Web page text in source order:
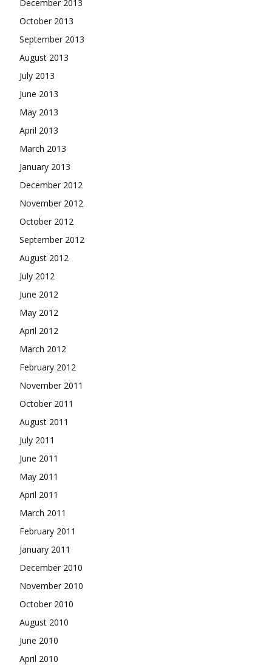
December 2013
October 2013
September 2013
August 2013
July 2013
June 2013
May 2013
April 2013
March 2013
January 2013
December 2012
November 2012
October 2012
September 2012
August 2012
July 2012
June 2012
May 2012
April 2012
March 2012
February 2012
November 2011
October 2011
August 2011
July 2011
June 2011
May 2011
April 2011
March 2011
February 2011
January 2011
December 2010
November 2010
October 2010
August 2010
June 2010
April 2010